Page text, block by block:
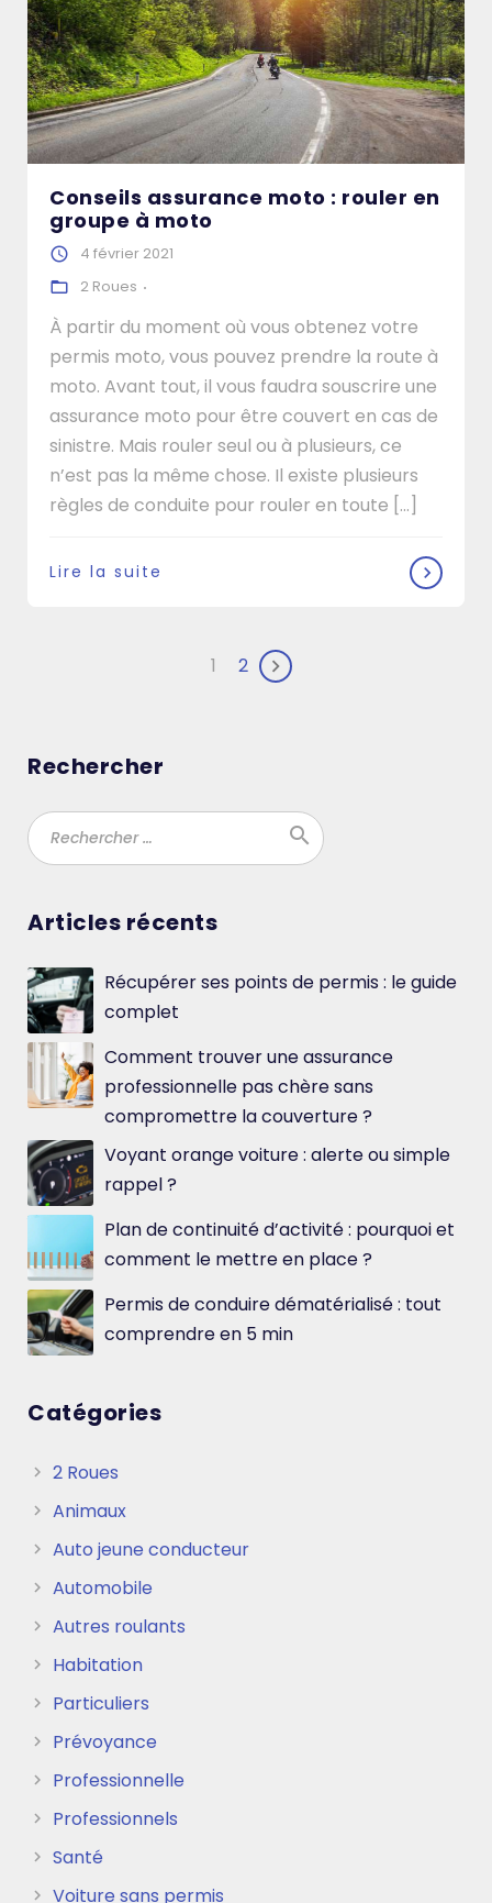
Conseils assurance moto : rouler en
groupe à moto
4 février 2021
2 Roues
À partir du moment où vous obtenez votre
permis moto, vous pouvez prendre la route à
moto. Avant tout, il vous faudra souscrire une
assurance moto pour être couvert en cas de
sinistre. Mais rouler seul ou à plusieurs, ce
n’est pas la même chose. Il existe plusieurs
règles de conduite pour rouler en toute [...]
Lire la suite
1 2
Suivant
Rechercher
search
Ok
Articles récents
Récupérer ses points de permis : le guide
complet
Comment trouver une assurance
professionnelle pas chère sans
compromettre la couverture ?
Voyant orange voiture : alerte ou simple
rappel ?
Plan de continuité d’activité : pourquoi et
comment le mettre en place ?
Permis de conduire dématérialisé : tout
comprendre en 5 min
Catégories
2 Roues
Animaux
Auto jeune conducteur
Automobile
Autres roulants
Habitation
Particuliers
Prévoyance
Professionnelle
Professionnels
Santé
Voiture sans permis